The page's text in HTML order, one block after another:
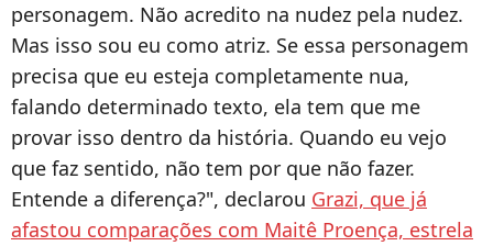
personagem. Não acredito na nudez pela nudez.
Mas isso sou eu como atriz. Se essa personagem
precisa que eu esteja completamente nua,
falando determinado texto, ela tem que me
provar isso dentro da história. Quando eu vejo
que faz sentido, não tem por que não fazer.
Entende a diferença?", declarou Grazi, que já
afastou comparações com Maitê Proença, estrela